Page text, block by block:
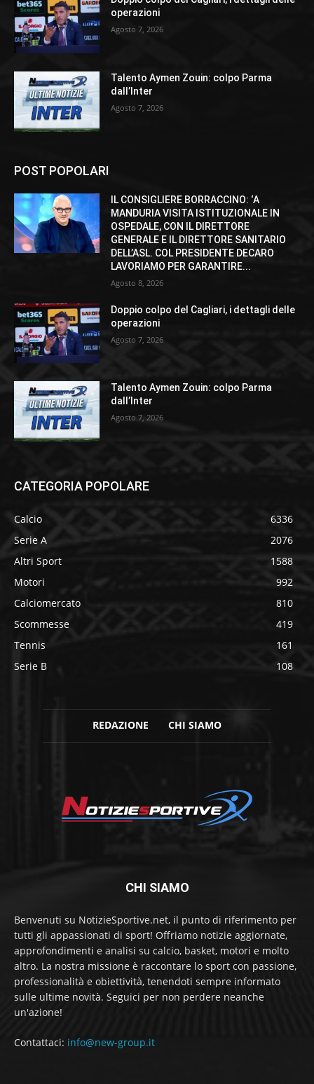
operazioni
Agosto 7, 2026
Talento Aymen Zouin: colpo Parma
dall’Inter
Agosto 7, 2026
POST POPOLARI
IL CONSIGLIERE BORRACCINO: ‘A
MANDURIA VISITA ISTITUZIONALE IN
OSPEDALE, CON IL DIRETTORE
GENERALE E IL DIRETTORE SANITARIO
DELL’ASL. COL PRESIDENTE DECARO
LAVORIAMO PER GARANTIRE...
Agosto 8, 2026
Doppio colpo del Cagliari, i dettagli delle
operazioni
Agosto 7, 2026
Talento Aymen Zouin: colpo Parma
dall’Inter
Agosto 7, 2026
CATEGORIA POPOLARE
Calcio
6336
Serie A
2076
Altri Sport
1588
Motori
992
Calciomercato
810
Scommesse
419
Tennis
161
Serie B
108
REDAZIONE CHI SIAMO
CHI SIAMO
Benvenuti su NotizieSportive.net, il punto di riferimento per
tutti gli appassionati di sport! Offriamo notizie aggiornate,
approfondimenti e analisi su calcio, basket, motori e molto
altro. La nostra missione è raccontare lo sport con passione,
professionalità e obiettività, tenendoti sempre informato
sulle ultime novità. Seguici per non perdere neanche
un'azione!
Contattaci: info@new-group.it